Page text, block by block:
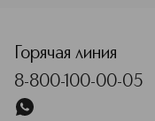
Горячая линия
8-800-100-00-05